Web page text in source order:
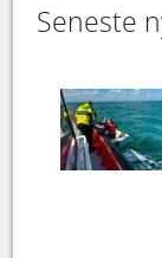
Seneste